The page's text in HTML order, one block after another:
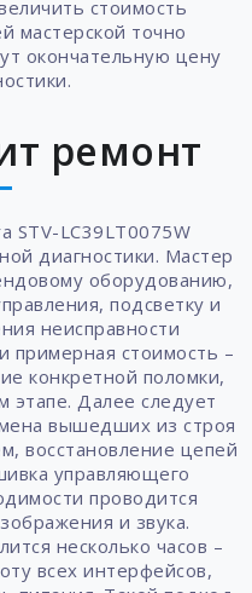
стоимость
мастерской точно
окончательную цену
ремонт
STV-LC39LT0075W
диагностики. Мастер
оборудованию,
подсветку и
неисправности
примерная стоимость –
конкретной поломки,
этапе. Далее следует
вышедших из строя
восстановление цепей
управляющего
проводится
и звука.
несколько часов –
всех интерфейсов,